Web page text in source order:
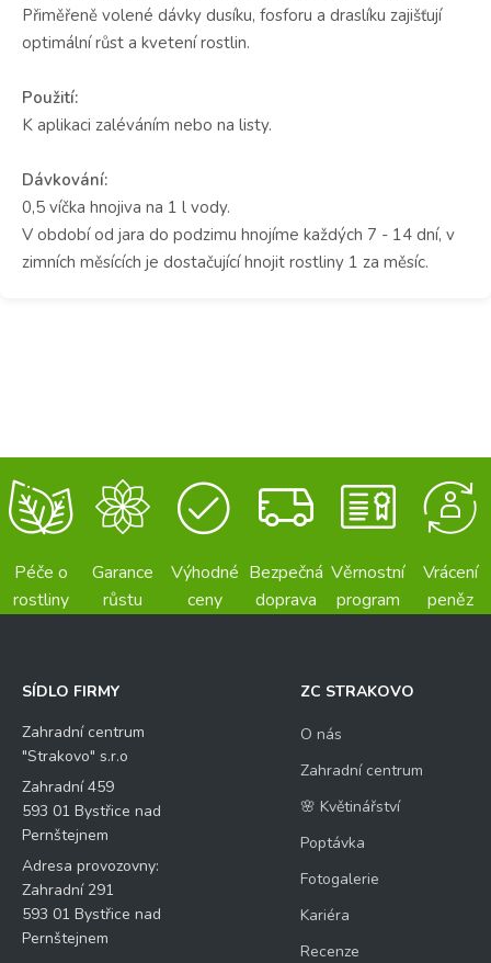
Přiměřeně volené dávky dusíku, fosforu a draslíku zajišťují
optimální růst a kvetení rostlin.
Použití:
K aplikaci zaléváním nebo na listy.
Dávkování:
0,5 víčka hnojiva na 1 l vody.
V období od jara do podzimu hnojíme každých 7 - 14 dní, v
zimních měsících je dostačující hnojit rostliny 1 za měsíc.
Péče o
rostliny
Garance
růstu
Výhodné
ceny
Bezpečná
doprava
Věrnostní
program
Vrácení
peněz
SÍDLO FIRMY
Zahradní centrum
"Strakovo" s.r.o
Zahradní 459
593 01 Bystřice nad
Pernštejnem
Adresa provozovny:
Zahradní 291
593 01 Bystřice nad
Pernštejnem
ZC STRAKOVO
O nás
Zahradní centrum
🌸 Květinářství
Poptávka
Fotogalerie
Kariéra
Recenze